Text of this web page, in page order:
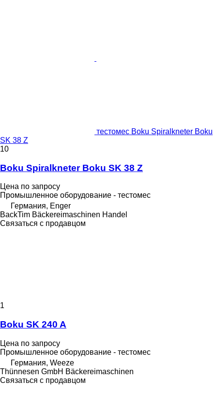
тестомес Boku Spiralkneter Boku
SK 38 Z
10
Boku Spiralkneter Boku SK 38 Z
Цена по запросу
Промышленное оборудование - тестомес
Германия, Enger
BackTim Bäckereimaschinen Handel
Связаться с продавцом
1
Boku SK 240 A
Цена по запросу
Промышленное оборудование - тестомес
Германия, Weeze
Thünnesen GmbH Bäckereimaschinen
Связаться с продавцом